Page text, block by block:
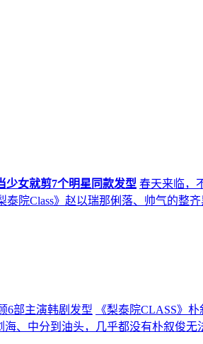
少女就剪7个明星同款发型 春天来临，
院Class》赵以瑞那俐落、帅气的整
6部主演韩剧发型
《梨泰院CLASS》
、中分到油头，几乎都没有朴叙俊无